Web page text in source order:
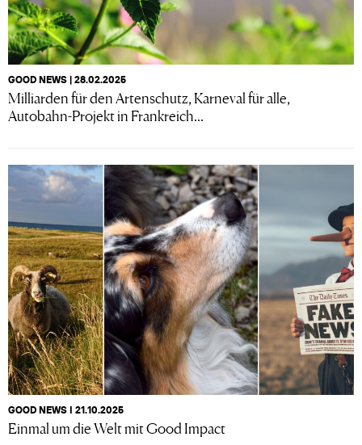
GOOD NEWS | 28.02.2025
Milliarden für den Artenschutz, Karneval für alle,
Autobahn-Projekt in Frankreich...
GOOD NEWS I 21.10.2025
Einmal um die Welt mit Good Impact